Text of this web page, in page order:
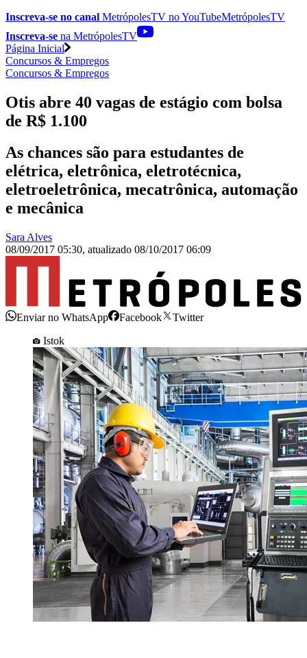
Inscreva-se no canal MetrópolesTV noYouTubeMetrópolesTV
Inscreva-se na MetrópolesTV
Página Inicial
Concursos & Empregos
Concursos & Empregos
Otis abre 40 vagas de estágio com bolsa
de R$ 1.100
As chances são para estudantes de
elétrica, eletrônica, eletrotécnica,
eletroeletrônica, mecatrônica, automação
e mecânica
Sara Alves
08/09/2017 05:30, atualizado 08/10/2017 06:09
Enviar no WhatsApp Facebook
Twitter
Istok